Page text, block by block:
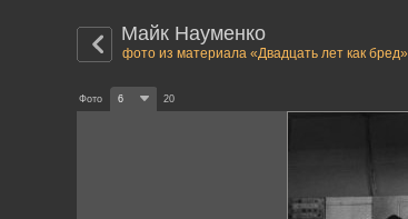
Майк Науменко
фото из материала «Двадцать лет как бред»
Фото 6 20